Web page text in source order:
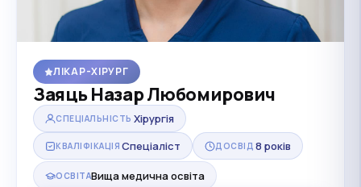
ЛІКАР-ХІРУРГ
Заяць Назар Любомирович
СПЕЦІАЛЬНІСТЬ Хірургія
КВАЛІФІКАЦІЯ Спеціаліст ДОСВІД 8 років
ОСВІТАВища медична освіта